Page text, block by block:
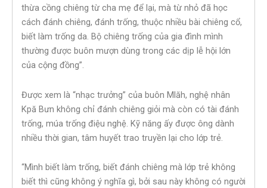
thừa cồng chiêng từ cha mẹ để lại, mà từ nhỏ đã học
cách đánh chiêng, đánh trống, thuộc nhiều bài chiêng cổ,
biết làm trống da. Bộ chiêng trống của gia đình mình
thường được buôn mượn dùng trong các dịp lễ hội lớn
của cộng đồng”.
Được xem là “nhạc trưởng” của buôn Mlăh, nghệ nhân
Kpă Bưn không chỉ đánh chiêng giỏi mà còn có tài đánh
trống, múa trống điệu nghệ. Kỹ năng ấy được ông dành
nhiều thời gian, tâm huyết trao truyền lại cho lớp trẻ.
“Mình biết làm trống, biết đánh chiêng mà lớp trẻ không
biết thì cũng không ý nghĩa gì, bởi sau này không có người